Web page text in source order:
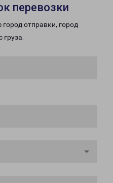
перевозки
отправки, город